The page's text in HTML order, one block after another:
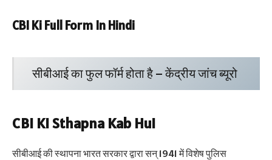
CBI Ki Full Form In Hindi
सीबीआई का फुल फॉर्म होता है – केंद्रीय जांच ब्यूरो
CBI Ki Sthapna Kab Hui
सीबीआई की स्थापना भारत सरकार द्वारा सन् 1941 में विशेष पुलिस